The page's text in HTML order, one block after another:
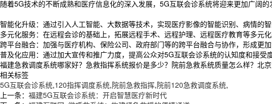
随着5G技术的不断成熟和医疗信息化的深入发展，5G互联会诊系统将迎来更加广阔
智能化升级：通过引入人工智能、大数据等技术，实现医疗影像的智能识别、病情的
多元化服务：在远程会诊的基础上，拓展远程手术、远程护理、远程医疗教育等多元
跨平台融合：加强与医疗机构、保险公司、政府部门等的跨平台融合与协作，形成更加
普及化应用：通过加大宣传和推广力度，提高公众对5G互联会诊系统的认知度和接受
福建急救调度系统哪家好？急救指挥系统报价是多少？院前急救系统质量怎么样？北
相关标签
5G互联会诊系统,120指挥调度系统,院前急救指挥,院前120急救调度系统,
上一条： 福建5G互联会诊系统：开启智慧医疗新时代